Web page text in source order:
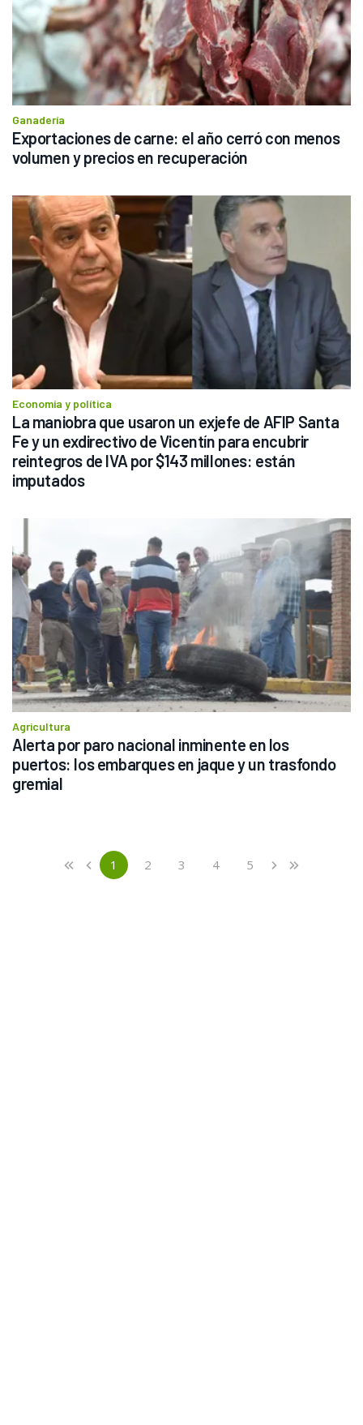
Ganadería
Exportaciones de carne: el año cerró con menos
volumen y precios en recuperación
Economía y política
La maniobra que usaron un exjefe de AFIP Santa
Fe y un exdirectivo de Vicentín para encubrir
reintegros de IVA por $143 millones: están
imputados
Agricultura
Alerta por paro nacional inminente en los
puertos: los embarques en jaque y un trasfondo
gremial
«
First ‹
Previous 1(current)
2 3 4 5 ›Next
»
Last